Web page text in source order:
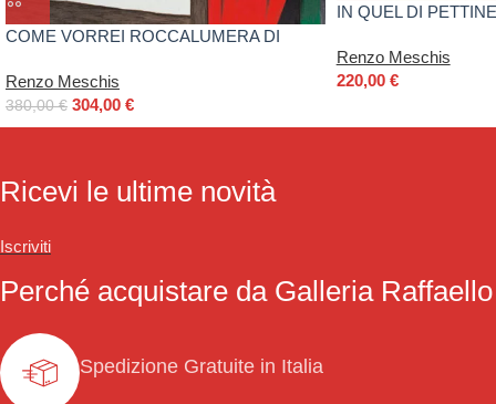
COME VORREI ROCCALUMERA DI
Renzo Meschis
380,00€ 304,00 €
IN QUEL DI
Renzo Meschis
220,00 €
Ricevi le ultime novità
Iscriviti
Perché acquistare da Galleria Raffaello
Spedizione Gratuite in Italia